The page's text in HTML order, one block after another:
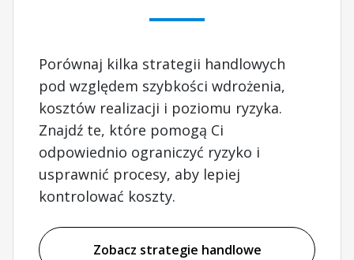
Porównaj kilka strategii handlowych
pod względem szybkości wdrożenia,
kosztów realizacji i poziomu ryzyka.
Znajdź te, które pomogą Ci
odpowiednio ograniczyć ryzyko i
usprawnić procesy, aby lepiej
kontrolować koszty.
Zobacz strategie handlowe